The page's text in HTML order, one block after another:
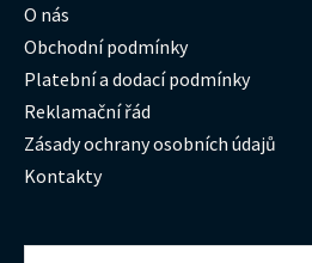
O nás
Obchodní podmínky
Platební a dodací podmínky
Reklamační řád
Zásady ochrany osobních údajů
Kontakty